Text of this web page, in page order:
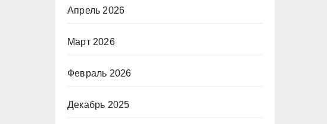
Апрель 2026
Март 2026
Февраль 2026
Декабрь 2025